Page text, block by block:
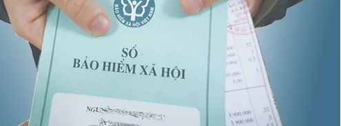
suốt 15 năm qua
Vì sao nhiều gia đình không còn đặt bồn rửa trong phòng tắm? Hóa ra
đây mới là xu hướng đang được ưa chuộng
Nhiều ngày trước, kịp thời xử lý 1 đối tượng tại sân bay Nội Bài, phạt
15,5 triệu đồng
Nơi “đại kỵ” khi đặt WiFi, nhiều người để sai chỗ mà không biết
Vì sao chủ tịch công ty từng 'nổ' chi 100 tỷ USD làm đường sắt cao tốc